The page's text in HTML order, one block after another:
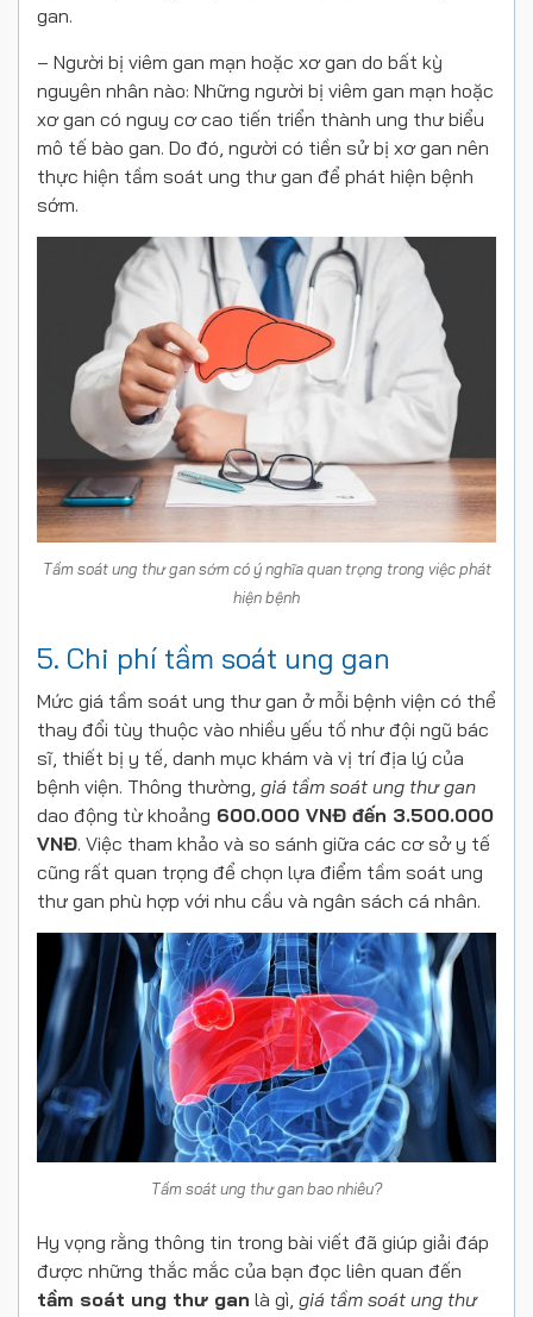
gan.
– Người bị viêm gan mạn hoặc xơ gan do bất kỳ
nguyên nhân nào: Những người bị viêm gan mạn hoặc
xơ gan có nguy cơ cao tiến triển thành ung thư biểu
mô tế bào gan. Do đó, người có tiền sử bị xơ gan nên
thực hiện tầm soát ung thư gan để phát hiện bệnh
sớm.
Tầm soát ung thư gan sớm có ý nghĩa quan trọng trong việc phát
hiện bệnh
5. Chi phí tầm soát ung gan
Mức giá tầm soát ung thư gan ở mỗi bệnh viện có thể
thay đổi tùy thuộc vào nhiều yếu tố như đội ngũ bác
sĩ, thiết bị y tế, danh mục khám và vị trí địa lý của
bệnh viện. Thông thường, giá tầm soát ung thư gan
dao động từ khoảng 600.000 VNĐ đến 3.500.000
VNĐ. Việc tham khảo và so sánh giữa các cơ sở y tế
cũng rất quan trọng để chọn lựa điểm tầm soát ung
thư gan phù hợp với nhu cầu và ngân sách cá nhân.
Tầm soát ung thư gan bao nhiêu?
Hy vọng rằng thông tin trong bài viết đã giúp giải đáp
được những thắc mắc của bạn đọc liên quan đến
tầm soát ung thư gan là gì, giá tầm soát ung thư